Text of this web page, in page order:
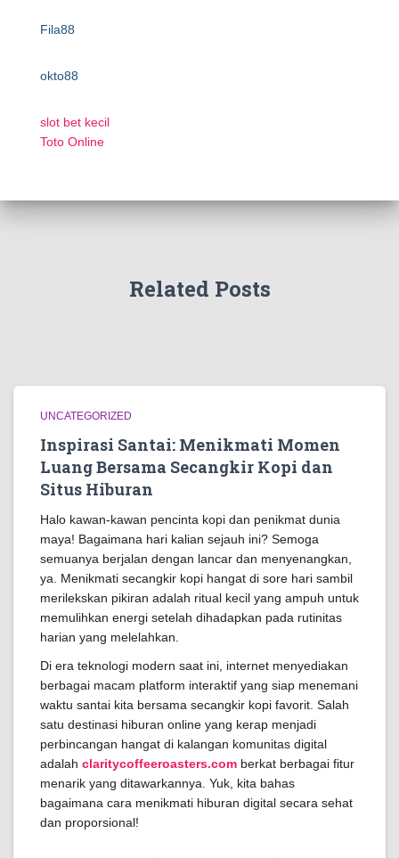
Fila88
okto88
slot bet kecil
Toto Online
Related Posts
UNCATEGORIZED
Inspirasi Santai: Menikmati Momen
Luang Bersama Secangkir Kopi dan
Situs Hiburan
Halo kawan-kawan pencinta kopi dan penikmat dunia
maya! Bagaimana hari kalian sejauh ini? Semoga
semuanya berjalan dengan lancar dan menyenangkan,
ya. Menikmati secangkir kopi hangat di sore hari sambil
merilekskan pikiran adalah ritual kecil yang ampuh untuk
memulihkan energi setelah dihadapkan pada rutinitas
harian yang melelahkan.
Di era teknologi modern saat ini, internet menyediakan
berbagai macam platform interaktif yang siap menemani
waktu santai kita bersama secangkir kopi favorit. Salah
satu destinasi hiburan online yang kerap menjadi
perbincangan hangat di kalangan komunitas digital
adalah claritycoffeeroasters.com berkat berbagai fitur
menarik yang ditawarkannya. Yuk, kita bahas
bagaimana cara menikmati hiburan digital secara sehat
dan proporsional!